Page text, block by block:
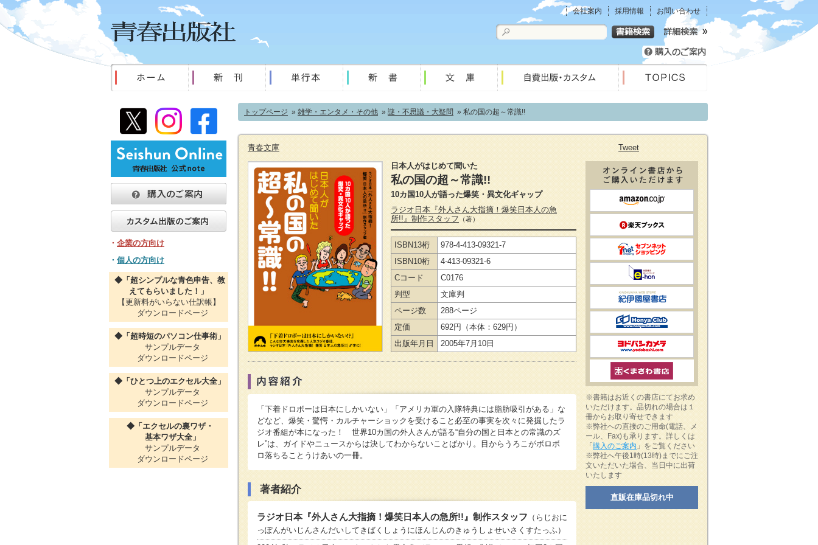
会社案内 採用情報 お問い合わせ
トップページ » 雑学・エンタメ・その他 » 謎・不思議・大疑問 » 私の国の超～常識!!
青春文庫
Tweet
日本人がはじめて聞いた
私の国の超～常識!!
10カ国10人が語った爆笑・異文化ギャップ
ラジオ日本『外人さん大指摘！爆笑日本人の急
所!!』制作スタッフ （著）
ISBN13桁
978-4-413-09321-7
ISBN10桁
4-413-09321-6
Cコード
C0176
判型
文庫判
ページ数
288ページ
定価
692円
（本体：629円）
出版年月日
2005年7月10日
「下着ドロボーは日本にしかいない」「アメリカ軍の入隊特典には脂肪吸引がある」な
どなど、爆笑・驚愕・カルチャーショックを受けること必至の事実を次々に発掘したラ
ジオ番組が本になった！ 世界10カ国の外人さんが語る“自分の国と日本との常識のズ
レ”は、ガイドやニュースからは決してわからないことばかり。目からうろこがボロボ
ロ落ちることうけあいの一冊。
著者紹介
ラジオ日本『外人さん大指摘！爆笑日本人の急所!!』制作スタッフ （らじおに
っぽんがいじんさんだいしてきばくしょうにほんじんのきゅうしょせいさくすたっふ）
※書籍はお近くの書店にてお求め
いただけます。品切れの場合は１
冊からお取り寄せできます
※弊社への直接のご用命(電話、メ
ール、Fax)も承ります。詳しくは
「 購入のご案内 」をご覧ください
※弊社へ午後1時(13時)までにご注
文いただいた場合、当日中に出荷
いたします
直販在庫品切れ中
・ 企業の方向け
・ 個人の方向け
◆「超シンプルな青色申告、教
えてもらいました！」
【更新料がいらない仕訳帳】
ダウンロードページ
◆「超時短のパソコン仕事術」
サンプルデータ
ダウンロードページ
◆「ひとつ上のエクセル大全」
サンプルデータ
ダウンロードページ
◆「エクセルの裏ワザ・
基本ワザ大全」
サンプルデータ
ダウンロードページ